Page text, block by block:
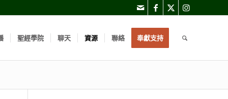
聖經學院 聊天 資源 聯絡 奉獻支持